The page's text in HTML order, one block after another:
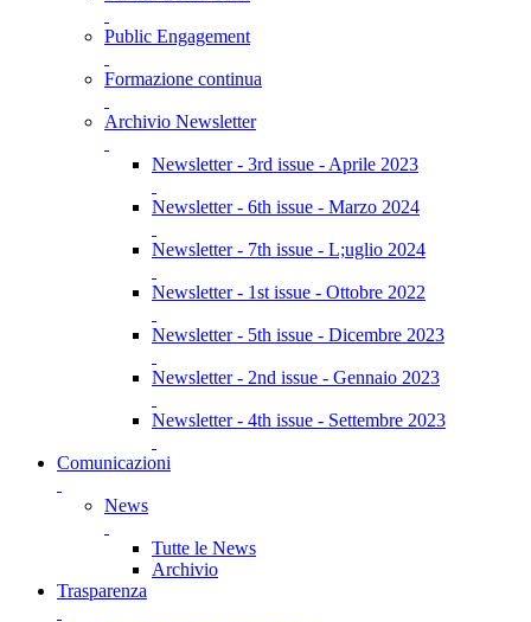
Public Engagement
Formazione continua
Archivio Newsletter
Newsletter - 3rd issue - Aprile 2023
Newsletter - 6th issue - Marzo 2024
Newsletter - 7th issue - L;uglio 2024
Newsletter - 1st issue - Ottobre 2022
Newsletter - 5th issue - Dicembre 2023
Newsletter - 2nd issue - Gennaio 2023
Newsletter - 4th issue - Settembre 2023
Comunicazioni
News
Tutte le News
Archivio
Trasparenza